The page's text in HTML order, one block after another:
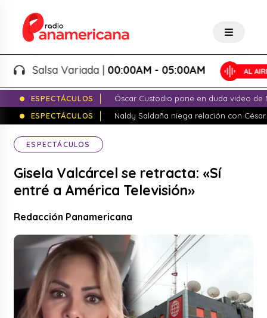
Salsa Variada |00:00AM - 05:00AM
ESPECTÁCULOS
Óscar Custodio pone en duda video de
ESPECTÁCULOS
Naldy Saldaña niega relación con
ESPECTÁCULOS
Gisela Valcárcel se retracta: «Sí
entré a América Televisión»
Redacción Panamericana